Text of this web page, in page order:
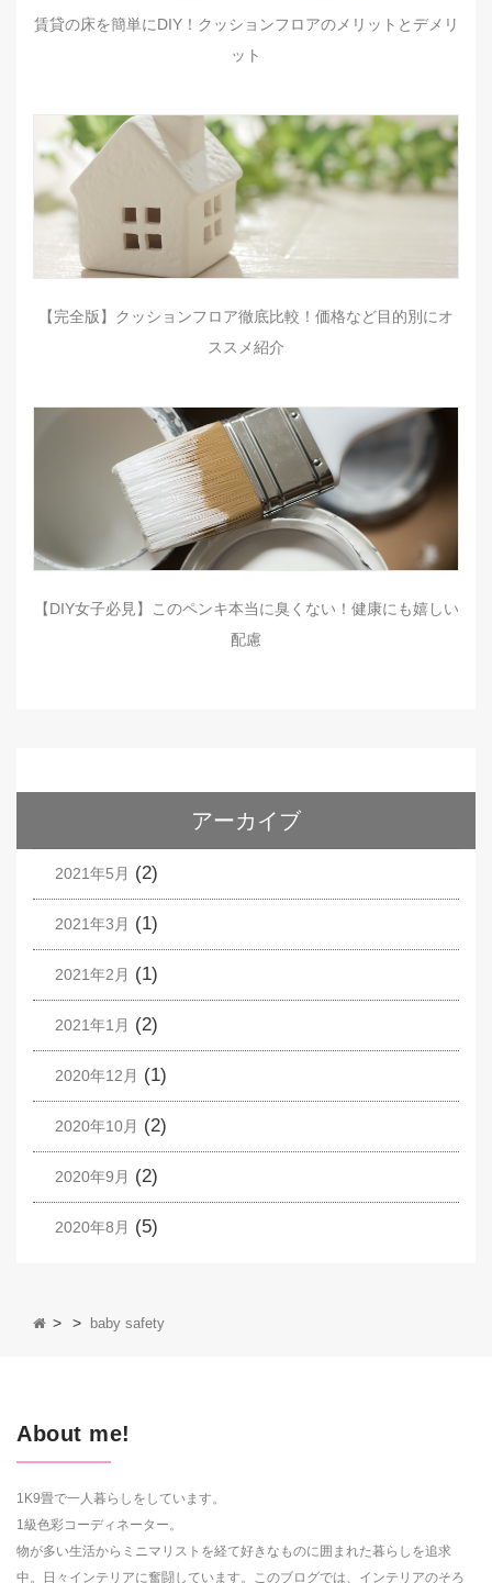
賃貸の床を簡単にDIY！クッションフロアのメリットとデメリ
ット
【完全版】クッションフロア徹底比較！価格など目的別にオ
ススメ紹介
【DIY女子必見】このペンキ本当に臭くない！健康にも嬉しい
配慮
アーカイブ
2021年5月 (2)
2021年3月 (1)
2021年2月 (1)
2021年1月 (2)
2020年12月 (1)
2020年10月 (2)
2020年9月 (2)
2020年8月 (5)
> > baby safety
About me!
1K9畳で一人暮らしをしています。
1級色彩コーディネーター。
物が多い生活からミニマリストを経て好きなものに囲まれた暮らしを追求
中。日々インテリアに奮闘しています。このブログでは、インテリアのそろ